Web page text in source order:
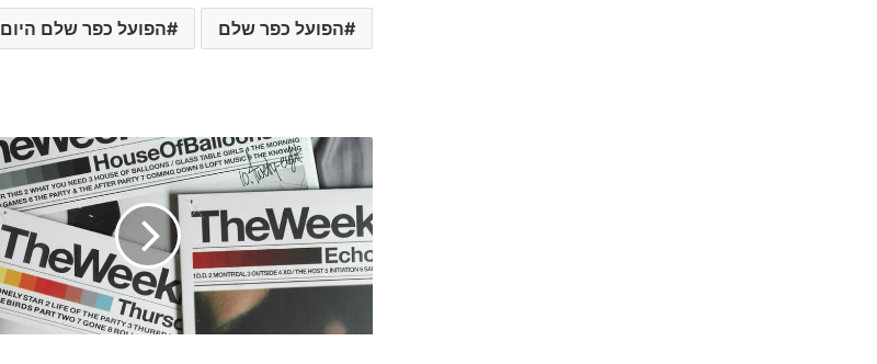
הפועל כפר שלם הפועל כפר שלם היום
ן
ג
'
ו
ב